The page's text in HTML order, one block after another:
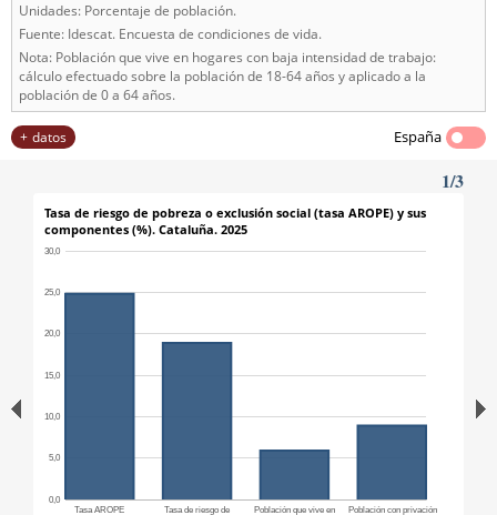
Unidades: Porcentaje de población.
Fuente: Idescat. Encuesta de condiciones de vida.
Nota: Población que vive en hogares con baja intensidad de trabajo:
cálculo efectuado sobre la población de 18-64 años y aplicado a la
población de 0 a 64 años.
datos España